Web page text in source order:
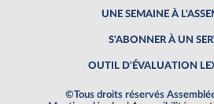
UNE SEMAINE À
S'ABONNER À UN
OUTIL D'ÉVALUATION
©Tous droits réservés